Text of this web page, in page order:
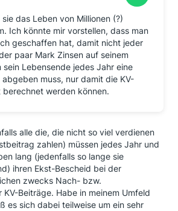
das Leben von Millionen (?)
Ich könnte mir vorstellen, dass man
geschaffen hat, damit nicht jeder
paar Mark Zinsen auf seinem
sein Lebensende jedes Jahr eine
muss, nur damit die KV-
werden können.
alle die, die nicht so viel verdienen
zahlen) müssen jedes Jahr und
lang (jedenfalls so lange sie
ihren Ekst-Bescheid bei der
zwecks Nach- bzw.
Beiträge. Habe in meinem Umfeld
es sich dabei teilweise um ein sehr